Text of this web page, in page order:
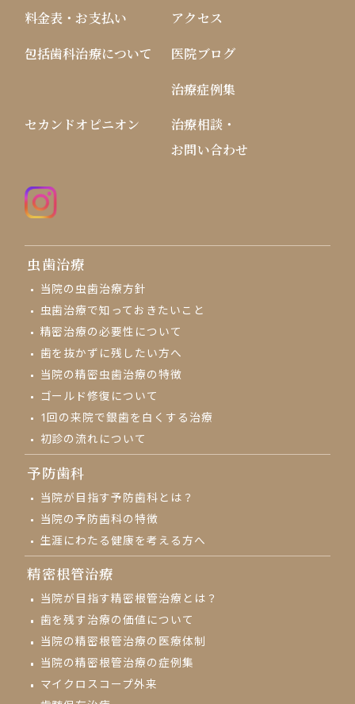
料金表・お支払い
アクセス
包括歯科治療について
医院ブログ
治療症例集
治療相談・
お問い合わせ
セカンドオピニオン
虫歯治療
当院の虫歯治療方針
虫歯治療で知っておきたいこと
精密治療の必要性について
歯を抜かずに残したい方へ
当院の精密虫歯治療の特徴
ゴールド修復について
1回の来院で銀歯を白くする治療
初診の流れについて
予防歯科
当院が目指す予防歯科とは？
当院の予防歯科の特徴
生涯にわたる健康を考える方へ
精密根管治療
当院が目指す精密根管治療とは？
歯を残す治療の価値について
当院の精密根管治療の医療体制
当院の精密根管治療の症例集
マイクロスコープ外来